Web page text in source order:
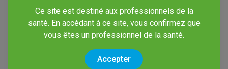
Ce site est destiné aux professionnels de la
santé. En accédant à ce site, vous confirmez que
vous êtes un professionnel de la santé.
Accepter